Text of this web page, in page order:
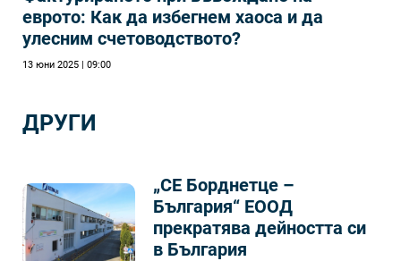
еврото: Как да избегнем хаоса и да
улесним счетоводството?
13 юни 2025 | 09:00
ДРУГИ
„СЕ Борднетце –
България“ ЕООД
прекратява дейността си
в България